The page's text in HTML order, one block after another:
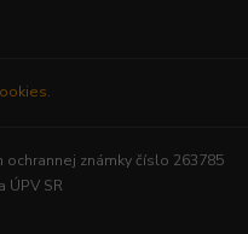
známky číslo 263785
ÚPV SR